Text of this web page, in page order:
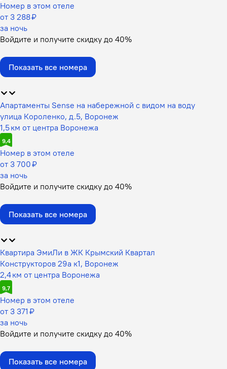
Номер в этом отеле
от 3 288 ₽
за ночь
Войдите и получите скидку до 40%
Показать все номера
Апартаменты Sense на набережной c видом на воду
улица Короленко, д.5, Воронеж
1,5 км от центра Воронежа
9,4
Номер в этом отеле
от 3 700 ₽
за ночь
Войдите и получите скидку до 40%
Показать все номера
Квартира ЭмиЛи в ЖК Крымский Квартал
Конструкторов 29а к1, Воронеж
2,4 км от центра Воронежа
9,7
Номер в этом отеле
от 3 371 ₽
за ночь
Войдите и получите скидку до 40%
Показать все номера